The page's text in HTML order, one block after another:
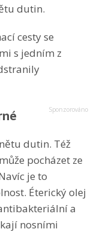
dutin.
cesty se
s jedním z
dutin. Též
pocházet ze
je to
Éterický olej
a
nosními